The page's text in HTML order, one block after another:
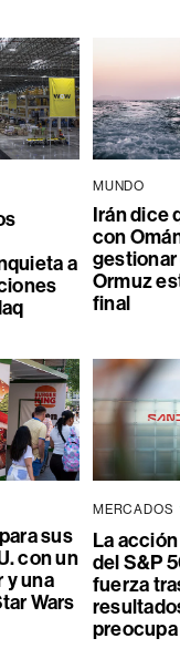
a
MUNDO
Irán dice
con
Ormuz
final
sus
con un
y una
Wars
MERCADOS
La
del S&P
fuerza